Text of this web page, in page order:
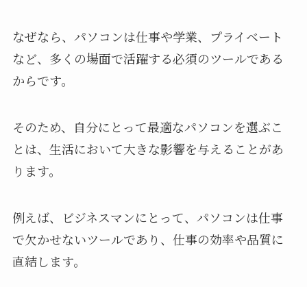
なぜなら、パソコンは仕事や学業、プライベート
など、多くの場面で活躍する必須のツールである
からです。
そのため、自分にとって最適なパソコンを選ぶこ
とは、生活において大きな影響を与えることがあ
ります。
例えば、ビジネスマンにとって、パソコンは仕事
で欠かせないツールであり、仕事の効率や品質に
直結します。